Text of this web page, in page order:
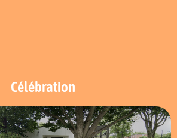
Célébration